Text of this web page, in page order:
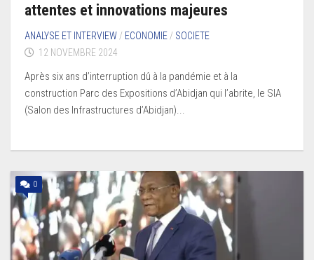
attentes et innovations majeures
ANALYSE ET INTERVIEW / ECONOMIE / SOCIETE
12 NOVEMBRE 2024
Après six ans d’interruption dû à la pandémie et à la
construction Parc des Expositions d’Abidjan qui l’abrite, le SIA
(Salon des Infrastructures d’Abidjan)...
0